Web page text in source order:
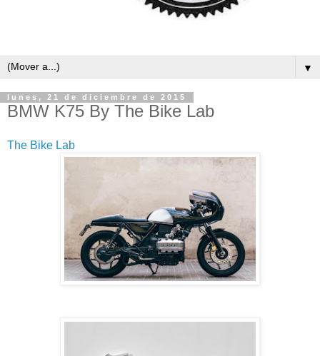
▼
lunes, 21 de diciembre de 2015
BMW K75 By The Bike Lab
The Bike Lab